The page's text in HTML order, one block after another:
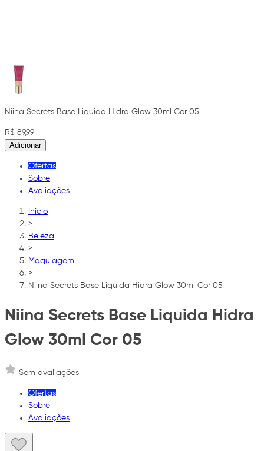
Niina Secrets Base Liquida Hidra Glow 30ml Cor 05
R$ 89,99
Adicionar
Ofertas
Sobre
Avaliações
Início
>
Beleza
>
Maquiagem
>
Niina Secrets Base Liquida Hidra Glow 30ml Cor 05
Niina Secrets Base Liquida Hidra
Glow 30ml Cor 05
Sem avaliações
Ofertas
Sobre
Avaliações